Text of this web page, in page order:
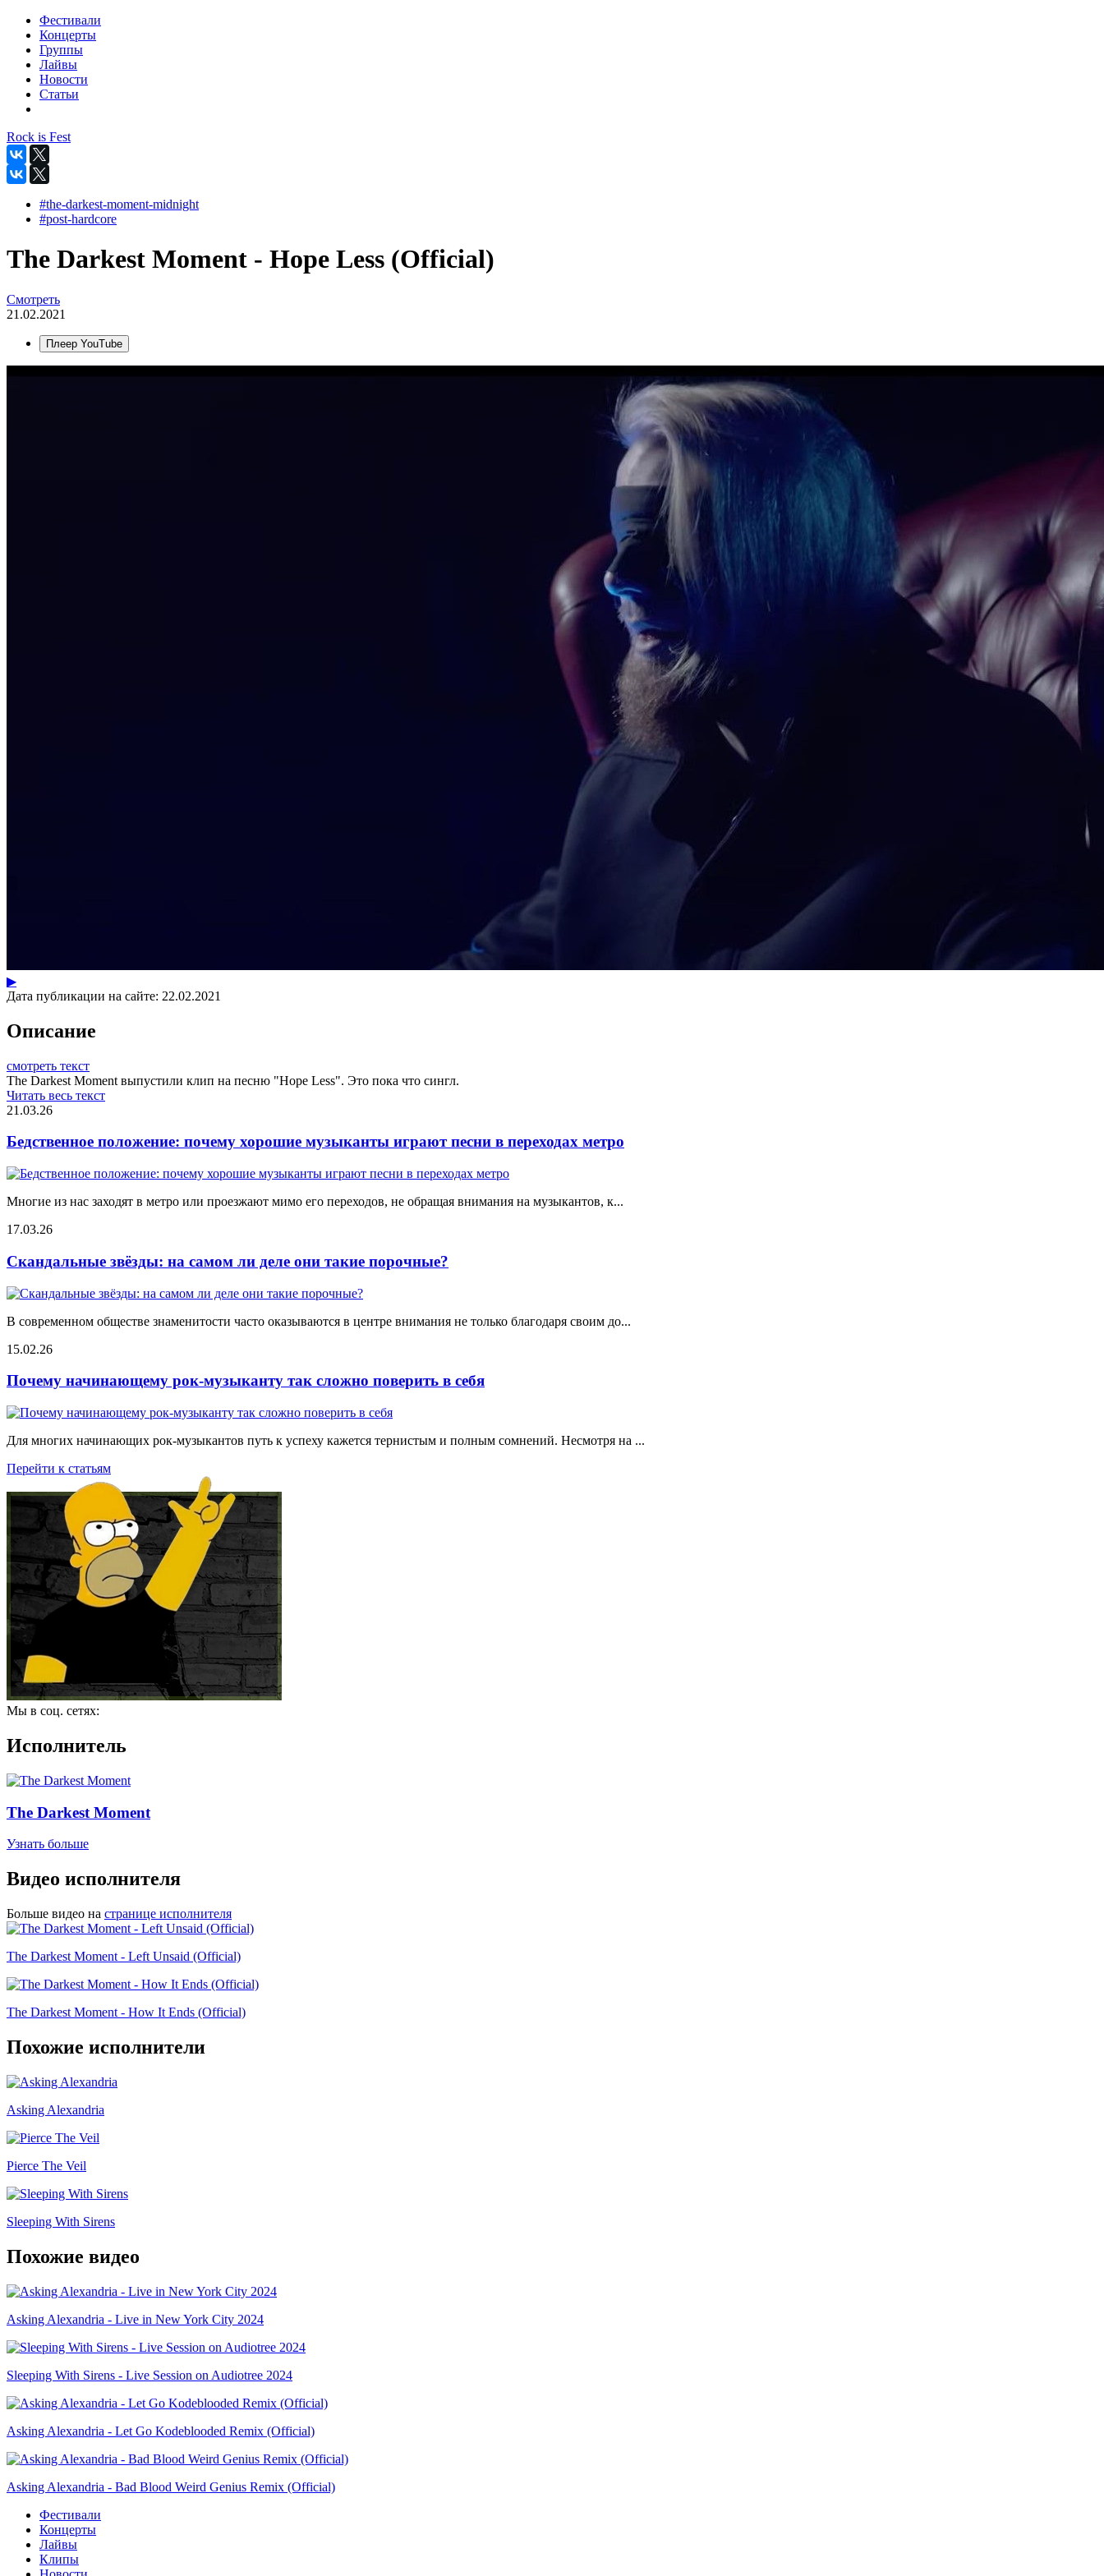
Фестивали
Концерты
Группы
Лайвы
Новости
Статьи
Rock is Fest
#the-darkest-moment-midnight
#post-hardcore
The Darkest Moment - Hope Less (Official)
Смотреть
21.02.2021
Плеер YouTube
▶
Дата публикации на сайте: 22.02.2021
Описание
смотреть текст
The Darkest Moment выпустили клип на песню "Hope Less". Это пока что сингл.
Читать весь текст
21.03.26
Бедственное положение: почему хорошие музыканты играют песни в переходах метро
Многие из нас заходят в метро или проезжают мимо его переходов, не обращая внимания на музыкантов, к...
17.03.26
Скандальные звёзды: на самом ли деле они такие порочные?
В современном обществе знаменитости часто оказываются в центре внимания не только благодаря своим до...
15.02.26
Почему начинающему рок-музыканту так сложно поверить в себя
Для многих начинающих рок-музыкантов путь к успеху кажется тернистым и полным сомнений. Несмотря на ...
Перейти к статьям
Мы в соц. сетях:
Исполнитель
The Darkest Moment
Узнать больше
Видео исполнителя
Больше видео на странице исполнителя
The Darkest Moment - Left Unsaid (Official)
The Darkest Moment - How It Ends (Official)
Похожие исполнители
Asking Alexandria
Pierce The Veil
Sleeping With Sirens
Похожие видео
Asking Alexandria - Live in New York City 2024
Sleeping With Sirens - Live Session on Audiotree 2024
Asking Alexandria - Let Go Kodeblooded Remix (Official)
Asking Alexandria - Bad Blood Weird Genius Remix (Official)
Фестивали
Концерты
Лайвы
Клипы